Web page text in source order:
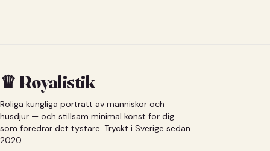
♛ Royalistik
Roliga kungliga porträtt av människor och
husdjur — och stillsam minimal konst för dig
som föredrar det tystare. Tryckt i Sverige sedan
2020.